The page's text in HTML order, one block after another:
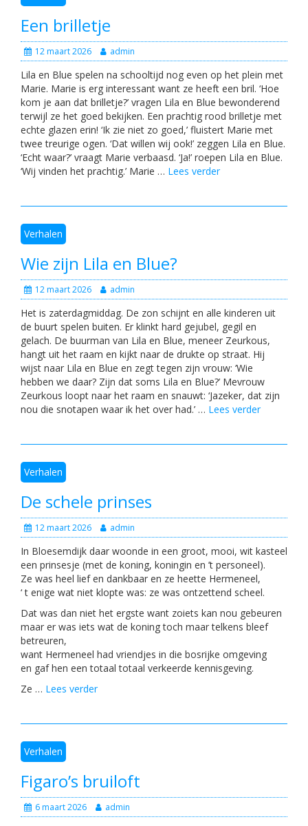
Een brilletje
12 maart 2026 admin
Lila en Blue spelen na schooltijd nog even op het plein met
Marie. Marie is erg interessant want ze heeft een bril. ‘Hoe
kom je aan dat brilletje?’ vragen Lila en Blue bewonderend
terwijl ze het goed bekijken. Een prachtig rood brilletje met
echte glazen erin! ‘Ik zie niet zo goed,’ fluistert Marie met
twee treurige ogen. ‘Dat willen wij ook!’ zeggen Lila en Blue.
‘Echt waar?’ vraagt Marie verbaasd. ‘Ja!’ roepen Lila en Blue.
‘Wij vinden het prachtig.’ Marie … Lees verder
Verhalen
Wie zijn Lila en Blue?
12 maart 2026 admin
Het is zaterdagmiddag. De zon schijnt en alle kinderen uit
de buurt spelen buiten. Er klinkt hard gejubel, gegil en
gelach. De buurman van Lila en Blue, meneer Zeurkous,
hangt uit het raam en kijkt naar de drukte op straat. Hij
wijst naar Lila en Blue en zegt tegen zijn vrouw: ‘Wie
hebben we daar? Zijn dat soms Lila en Blue?’ Mevrouw
Zeurkous loopt naar het raam en snauwt: ‘Jazeker, dat zijn
nou die snotapen waar ik het over had.’ … Lees verder
Verhalen
De schele prinses
12 maart 2026 admin
In Bloesemdijk daar woonde in een groot, mooi, wit kasteel
een prinsesje (met de koning, koningin en ’t personeel).
Ze was heel lief en dankbaar en ze heette Hermeneel,
‘ t enige wat niet klopte was: ze was ontzettend scheel.
Dat was dan niet het ergste want zoiets kan nou gebeuren
maar er was iets wat de koning toch maar telkens bleef
betreuren,
want Hermeneel had vriendjes in die bosrijke omgeving
en gaf hen een totaal totaal verkeerde kennisgeving.
Ze … Lees verder
Verhalen
Figaro’s bruiloft
6 maart 2026 admin